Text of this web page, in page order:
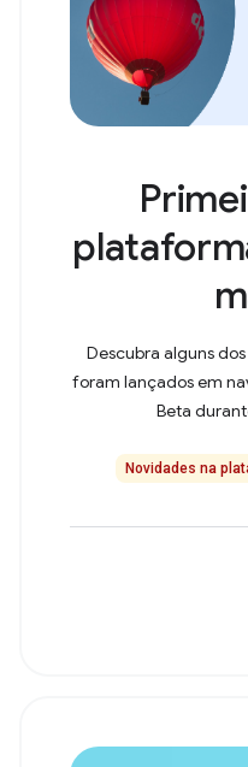
Descubra alguns
foram lançados em
Beta
Novidades na